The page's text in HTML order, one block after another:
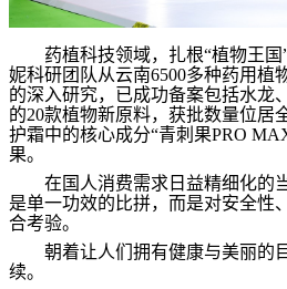
药植科技领域，扎根“植物王国
妮科研团队从云南6500多种药用植
的深入研究，已成功备案包括水龙
的20款植物新原料，获批数量位居
护霜中的核心成分“青刺果PRO
果。
在国人消费需求日益精细化的
是单一功效的比拼，而是对安全性
合考验。
朝着让人们拥有健康与美丽的
续。